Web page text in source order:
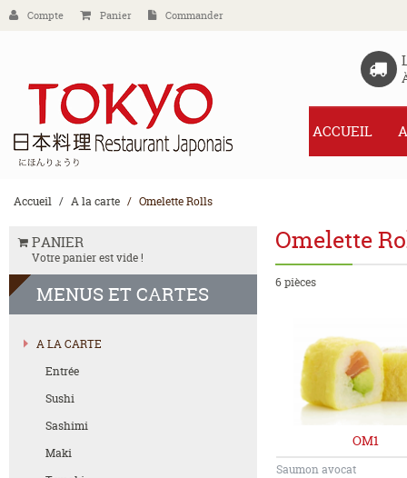
Compte Panier Commander
ACCUEIL
Accueil A la carte Omelette Rolls
PANIER
Votre panier est vide !
MENUS ET CARTES
A LA CARTE
Entrée
Sushi
Sashimi
Maki
Omelette
6 pièces
OM1
Saumon avocat